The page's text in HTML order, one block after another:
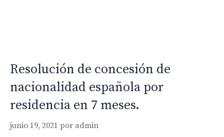
Resolución de concesión de
nacionalidad española por
residencia en 7 meses.
junio 19, 2021 por admin